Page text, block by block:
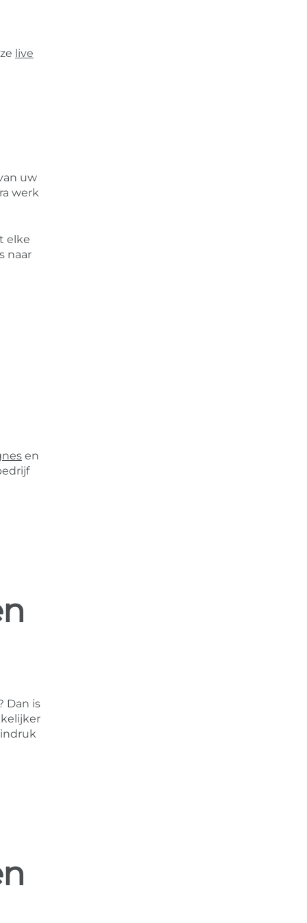
live
uw
werk
elke
naar
en
Dan is